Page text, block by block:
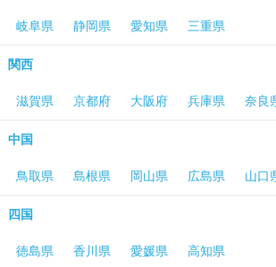
岐阜県 静岡県 愛知県 三重県
関西
滋賀県 京都府 大阪府 兵庫県 奈良
中国
鳥取県 島根県 岡山県 広島県 山口
四国
徳島県 香川県 愛媛県 高知県